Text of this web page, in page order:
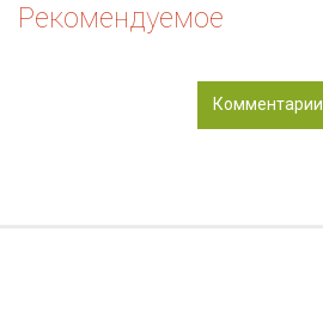
Рекомендуемое
Комментарии